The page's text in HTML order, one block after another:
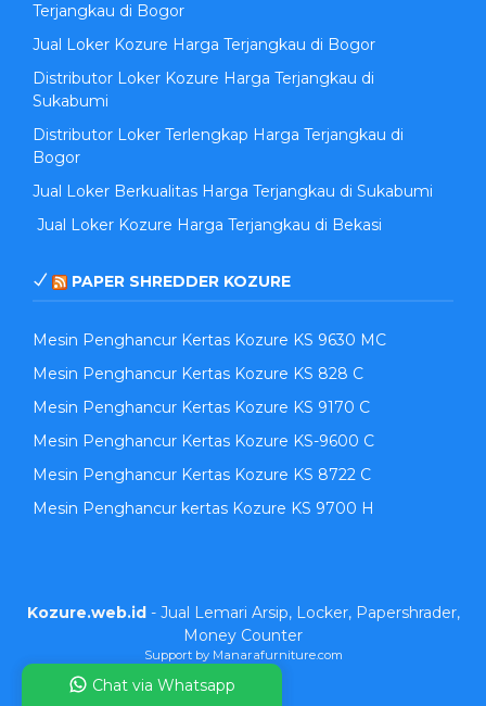
Terjangkau di Bogor
Jual Loker Kozure Harga Terjangkau di Bogor
Distributor Loker Kozure Harga Terjangkau di
Sukabumi
Distributor Loker Terlengkap Harga Terjangkau di
Bogor
Jual Loker Berkualitas Harga Terjangkau di Sukabumi
Jual Loker Kozure Harga Terjangkau di Bekasi
PAPER SHREDDER KOZURE
Mesin Penghancur Kertas Kozure KS 9630 MC
Mesin Penghancur Kertas Kozure KS 828 C
Mesin Penghancur Kertas Kozure KS 9170 C
Mesin Penghancur Kertas Kozure KS-9600 C
Mesin Penghancur Kertas Kozure KS 8722 C
Mesin Penghancur kertas Kozure KS 9700 H
Kozure.web.id- Jual Lemari Arsip, Locker, Papershrader,
Money Counter
Support by Manarafurniture.com
Chat via Whatsapp